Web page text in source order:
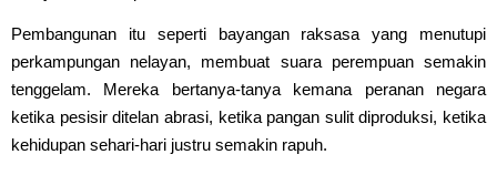
Pembangunan itu seperti bayangan raksasa yang menutupi
perkampungan nelayan, membuat suara perempuan semakin
tenggelam. Mereka bertanya-tanya kemana peranan negara
ketika pesisir ditelan abrasi, ketika pangan sulit diproduksi, ketika
kehidupan sehari-hari justru semakin rapuh.